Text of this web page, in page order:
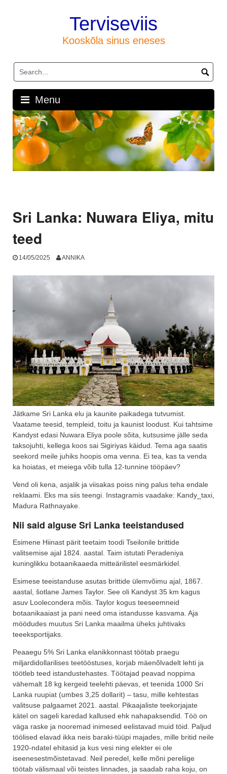
Terviseviis
Kooskõla sinus eneses
Menu
Sri Lanka: Nuwara Eliya, mitu
teed
14/05/2025 ANNIKA
Jätkame Sri Lanka elu ja kaunite paikadega tutvumist.
Vaatame teesid, templeid, toitu ja kaunist loodust. Kui tahtsime
Kandyst edasi Nuwara Eliya poole sõita, kutsusime jälle seda
taksojuhti, kellega koos sai Sigiriyas käidud. Tema aga saatis
seekord meile juhiks hoopis oma venna. Ei tea, kas ta venda
ka hoiatas, et meiega võib tulla 12-tunnine tööpäev?
Vend oli kena, asjalik ja viisakas poiss ning palus teha endale
reklaami. Eks ma siis teengi. Instagramis vaadake: Kandy_taxi,
Madura Rathnayake.
Nii said alguse Sri Lanka teeistandused
Esimene Hiinast pärit teetaim toodi Tseilonile brittide
valitsemise ajal 1824. aastal. Taim istutati Peradeniya
kuninglikku botaanikaaeda mitteärilistel eesmärkidel.
Esimese teeistanduse asutas brittide ülemvõimu ajal, 1867.
aastal, šotlane James Taylor. See oli Kandyst 35 km kagus
asuv Loolecondera mõis. Taylor kogus teeseemneid
botaanikaaiast ja pani need oma istandusse kasvama. Aja
möödudes muutus Sri Lanka maailma üheks juhtivaks
teeeksportijaks.
Peaaegu 5% Sri Lanka elanikkonnast töötab praegu
miljardidollarilises teetööstuses, korjab mäenõlvadelt lehti ja
töötleb teed istandustehastes. Töötajad peavad noppima
vähemalt 18 kg kergeid teelehti päevas, et teenida 1000 Sri
Lanka ruupiat (umbes 3,25 dollarit) – tasu, mille kehtestas
valitsuse palgaamet 2021. aastal. Pikaajaliste teekorjajate
kätel on sageli karedad kallused ehk nahapaksendid. Töö on
väga raske ja nooremad inimesed eelistavad muid töid. Paljud
töölised elavad ikka neis baraki-tüüpi majades, mille britid neile
1920-ndatel ehitasid ja kus vesi ning elekter ei ole
iseenesestmõistetavad. Neil peredel, kelle mõni pereliige
töötab välismaal või teistes linnades, ja saadab raha koju, on